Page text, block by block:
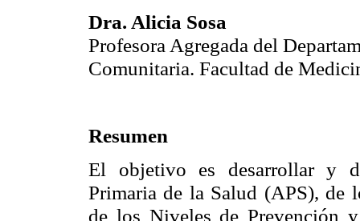
Dra. Alicia Sosa
Profesora Agregada del
Comunitaria. Facultad de
Resumen
El objetivo es desarrollar y
Primaria de la Salud (APS), de
de los Niveles de Prevención